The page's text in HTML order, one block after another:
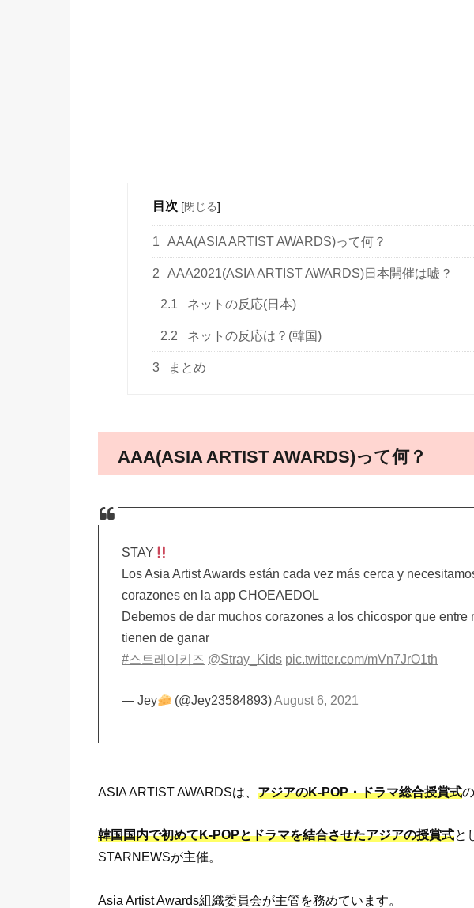
目次 [閉じる]
1 AAA(ASIA ARTIST AWARDS)って何？
2 AAA2021(ASIA ARTIST AWARDS)日本開催は嘘？
2.1 ネットの反応(日本)
2.2 ネットの反応は？(韓国)
3 まとめ
AAA(ASIA ARTIST AWARDS)って何？
STAY
Los Asia Artist Awards están cada vez más cerca y
corazones en la app CHOEAEDOL
Debemos de dar muchos corazones a los chicospor que entre
tienen de ganar
#스트레이키즈 @Stray_Kids pic.twitter.com/mVn7JrO1th
— Jey (@Jey23584893)August 6, 2021
ASIA ARTIST AWARDSは、 アジアのK-POP・ドラマ総合授賞式
韓国国内で初めてK-POPとドラマを結合させたアジアの授賞式と
STARNEWSが主催。
Asia Artist Awards組織委員会が主管を務めています。